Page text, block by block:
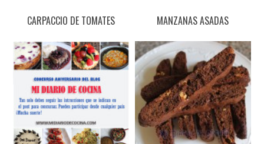
CARPACCIO DE TOMATES MANZANAS ASADAS